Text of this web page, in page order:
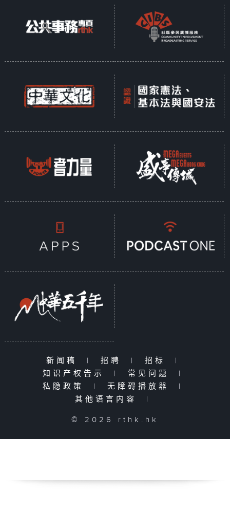
新闻稿 | 招聘 | 招标
|
知识产权告示
| 常见问题
|
私隐政策
| 无障碍播放器
|
其他语言内容
|
© 2026 rthk.hk